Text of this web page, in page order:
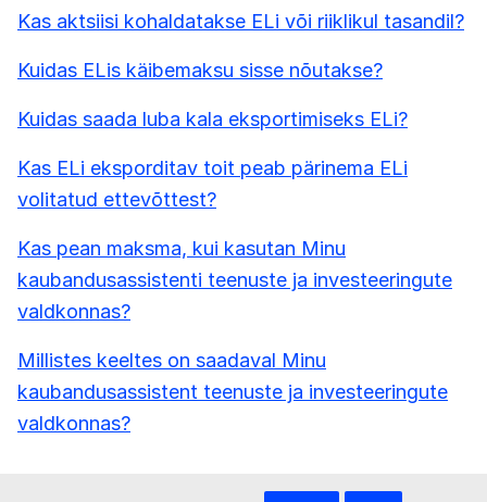
Kas aktsiisi kohaldatakse ELi või riiklikul tasandil?
Kuidas ELis käibemaksu sisse nõutakse?
Kuidas saada luba kala eksportimiseks ELi?
Kas ELi eksporditav toit peab pärinema ELi
volitatud ettevõttest?
Kas pean maksma, kui kasutan Minu
kaubandusassistenti teenuste ja investeeringute
valdkonnas?
Millistes keeltes on saadaval Minu
kaubandusassistent teenuste ja investeeringute
valdkonnas?